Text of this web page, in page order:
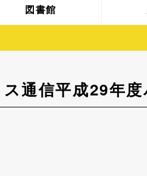
図書館
通信平成29年